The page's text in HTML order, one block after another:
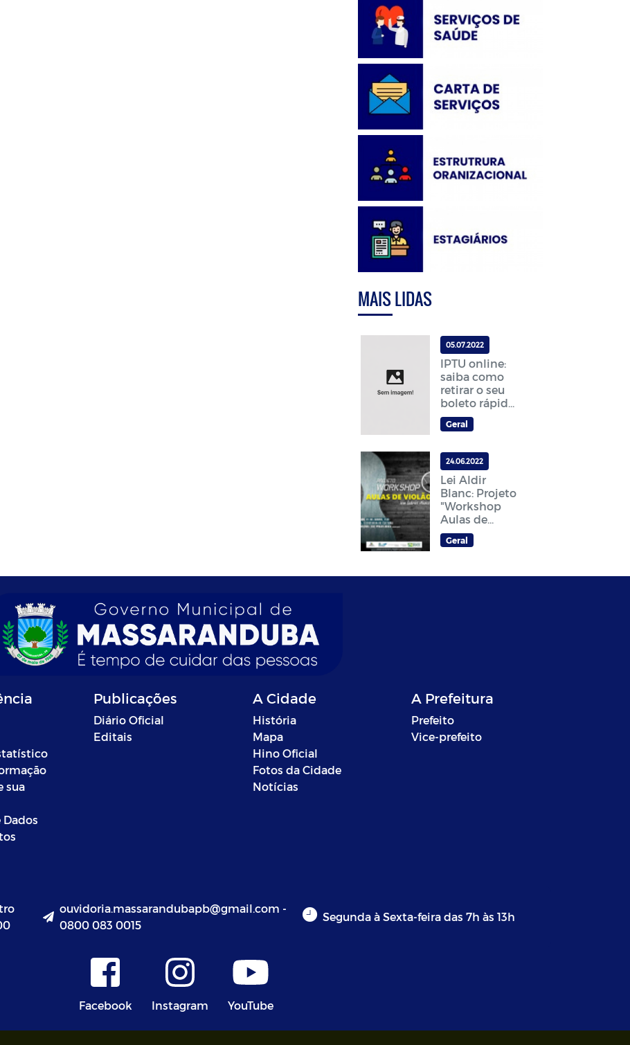
MAIS LIDAS
05.07.2022
IPTU online:
saiba como
retirar o seu
boleto rápido
e
gratuitamente
Geral
24.06.2022
Lei Aldir
Blanc: Projeto
"Workshop
Aulas de
Violão"
acontece
Geral
sua
Dados
Publicações
Diário Oficial
Editais
A Cidade
História
Mapa
Hino Oficial
Fotos da Cidade
Notícias
A Prefeitura
Prefeito
Vice-prefeito
ouvidoria.massarandubapb@gmail.com -
0800 083 0015
Segunda à Sexta-feira das 7h às 13h
Facebook Instagram YouTube